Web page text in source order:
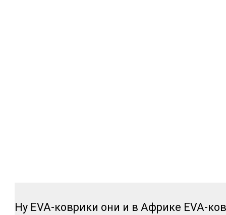
Ну EVA-коврики они и в Африке EVA-